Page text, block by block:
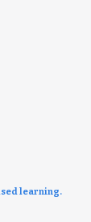
learning.